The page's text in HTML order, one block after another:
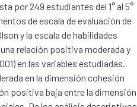
por 249 estudiantes del 1° al 5°
de escala de evaluación de
y la escala de habilidades
relación positiva moderada y
en las variables estudiadas.
en la dimensión cohesión
positiva baja entre la dimensión